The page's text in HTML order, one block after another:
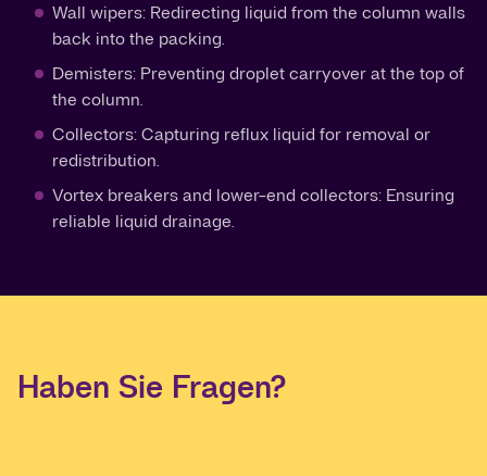
Wall wipers: Redirecting liquid from the column walls
back into the packing.
Demisters: Preventing droplet carryover at the top of
the column.
Collectors: Capturing reflux liquid for removal or
redistribution.
Vortex breakers and lower-end collectors: Ensuring
reliable liquid drainage.
Haben Sie Fragen?